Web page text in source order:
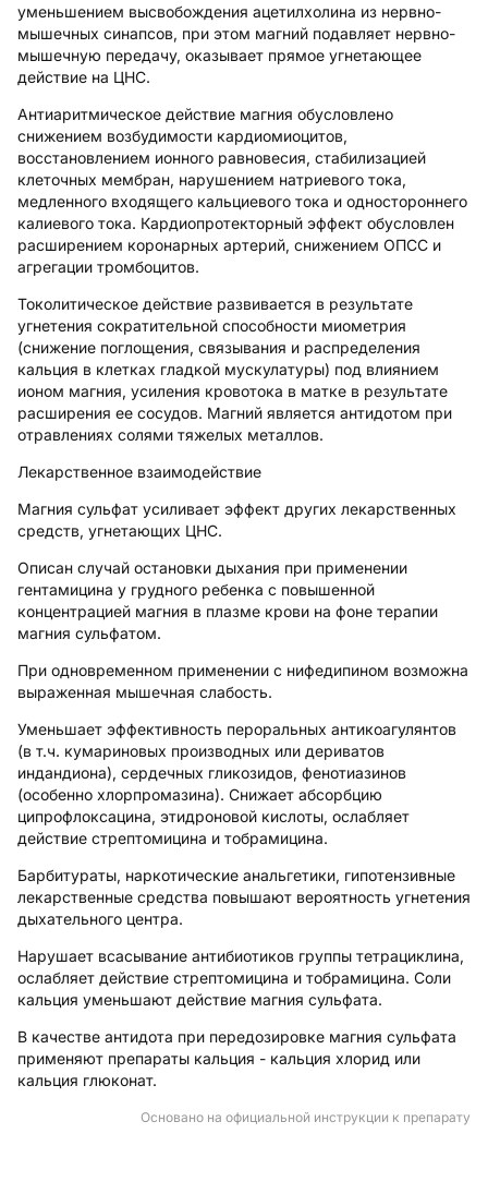
уменьшением высвобождения ацетилхолина из нервно-
мышечных синапсов, при этом магний подавляет нервно-
мышечную передачу, оказывает прямое угнетающее
действие на ЦНС.
Антиаритмическое действие магния обусловлено
снижением возбудимости кардиомиоцитов,
восстановлением ионного равновесия, стабилизацией
клеточных мембран, нарушением натриевого тока,
медленного входящего кальциевого тока и одностороннего
калиевого тока. Кардиопротекторный эффект обусловлен
расширением коронарных артерий, снижением ОПСС и
агрегации тромбоцитов.
Токолитическое действие развивается в результате
угнетения сократительной способности миометрия
(снижение поглощения, связывания и распределения
кальция в клетках гладкой мускулатуры) под влиянием
ионом магния, усиления кровотока в матке в результате
расширения ее сосудов. Магний является антидотом при
отравлениях солями тяжелых металлов.
Лекарственное взаимодействие
Магния сульфат усиливает эффект других лекарственных
средств, угнетающих ЦНС.
Описан случай остановки дыхания при применении
гентамицина у грудного ребенка с повышенной
концентрацией магния в плазме крови на фоне терапии
магния сульфатом.
При одновременном применении с нифедипином возможна
выраженная мышечная слабость.
Уменьшает эффективность пероральных антикоагулянтов
(в т.ч. кумариновых производных или дериватов
индандиона), сердечных гликозидов, фенотиазинов
(особенно хлорпромазина). Снижает абсорбцию
ципрофлоксацина, этидроновой кислоты, ослабляет
действие стрептомицина и тобрамицина.
Барбитураты, наркотические анальгетики, гипотензивные
лекарственные средства повышают вероятность угнетения
дыхательного центра.
Нарушает всасывание антибиотиков группы тетрациклина,
ослабляет действие стрептомицина и тобрамицина. Соли
кальция уменьшают действие магния сульфата.
В качестве антидота при передозировке магния сульфата
применяют препараты кальция - кальция хлорид или
кальция глюконат.
Основано на официальной инструкции к препарату